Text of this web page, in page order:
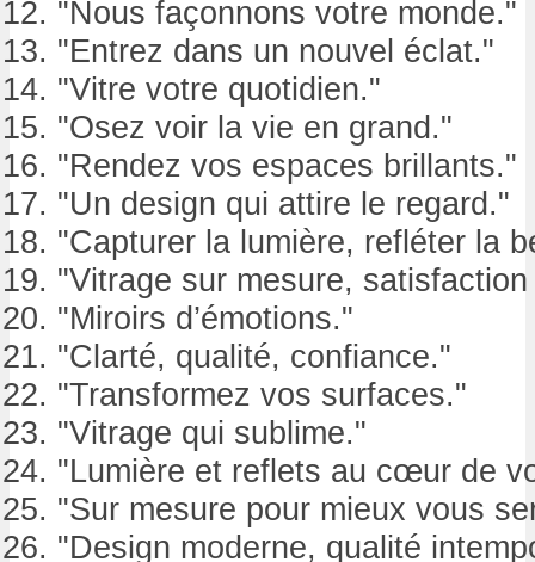
"Nous façonnons votre monde."
"Entrez dans un nouvel éclat."
"Vitre votre quotidien."
"Osez voir la vie en grand."
"Rendez vos espaces brillants."
"Un design qui attire le regard."
"Capturer la lumière, refléter la
"Vitrage sur mesure,
"Miroirs d’émotions."
"Clarté, qualité, confiance."
"Transformez vos surfaces."
"Vitrage qui sublime."
"Lumière et reflets au cœur de
"Sur mesure pour mieux vous
"Design moderne, qualité